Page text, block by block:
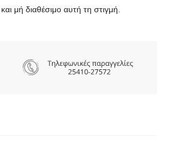
μή διαθέσιμο αυτή τη στιγμή.